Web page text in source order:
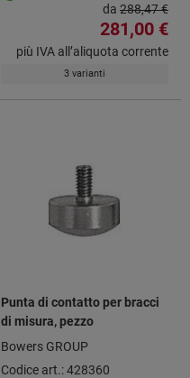
da 288,47 €
281,00 €
più IVA all’aliquota corrente
3 varianti
Punta di contatto per bracci
di misura, pezzo
Bowers GROUP
Codice art.: 428360